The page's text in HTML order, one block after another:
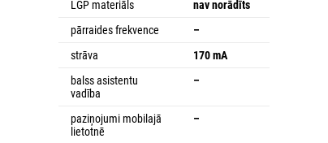
LGP materiāls
nav norādīts
pārraides frekvence
–
strāva
170 mA
balss asistentu
vadība
–
paziņojumi mobilajā
lietotnē
–